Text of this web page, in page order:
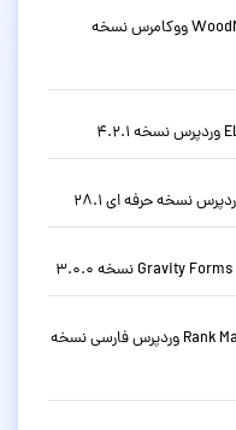
قالب فروشگاهی چندمنظوره وودمارت WoodMart ووکامرس نسخه
دانلود افزونه سئو حرفه ای رنک مث Rank Math Pro وردپرس فارسی نسخه